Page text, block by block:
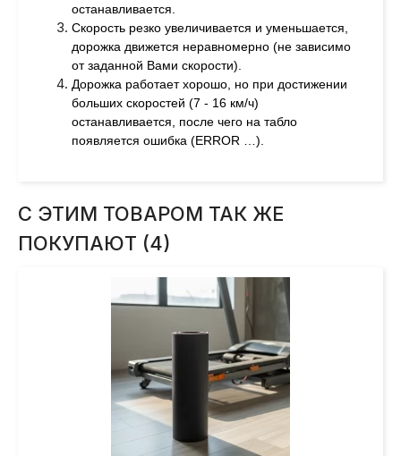
останавливается.
Скорость резко увеличивается и уменьшается,
дорожка движется неравномерно (не зависимо
от заданной Вами скорости).
Дорожка работает хорошо, но при достижении
больших скоростей (7 - 16 км/ч)
останавливается, после чего на табло
появляется ошибка (ERROR …).
С ЭТИМ ТОВАРОМ ТАК ЖЕ
ПОКУПАЮТ (4)